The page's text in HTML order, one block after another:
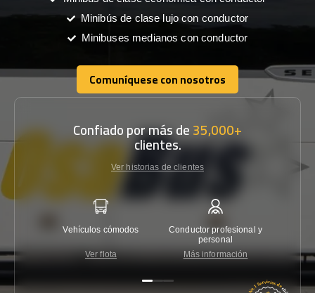
Minibús de clase lujo con conductor
Minibuses medianos con conductor
Comuníquese con nosotros
Comuníquese con nosotros
Confiado por más de35,000+
clientes.
Ver historias de clientes
Vehículos cómodos
Ver flota
Conductor profesional y
personal
Más información